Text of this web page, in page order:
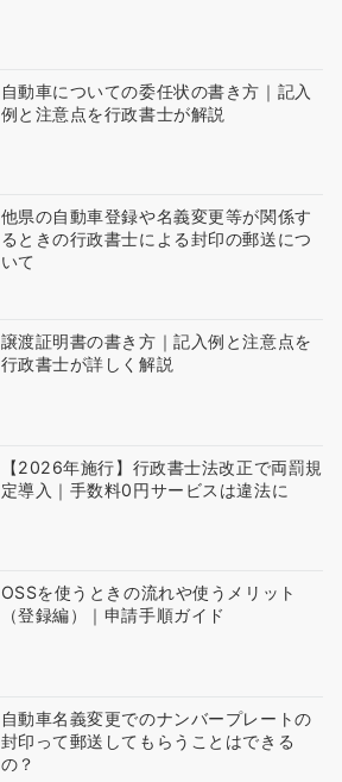
自動車についての委任状の書き方｜記入
例と注意点を行政書士が解説
他県の自動車登録や名義変更等が関係す
るときの行政書士による封印の郵送につ
いて
譲渡証明書の書き方｜記入例と注意点を
行政書士が詳しく解説
【2026年施行】行政書士法改正で両罰規
定導入｜手数料0円サービスは違法に
OSSを使うときの流れや使うメリット
（登録編）｜申請手順ガイド
自動車名義変更でのナンバープレートの
封印って郵送してもらうことはできる
の？